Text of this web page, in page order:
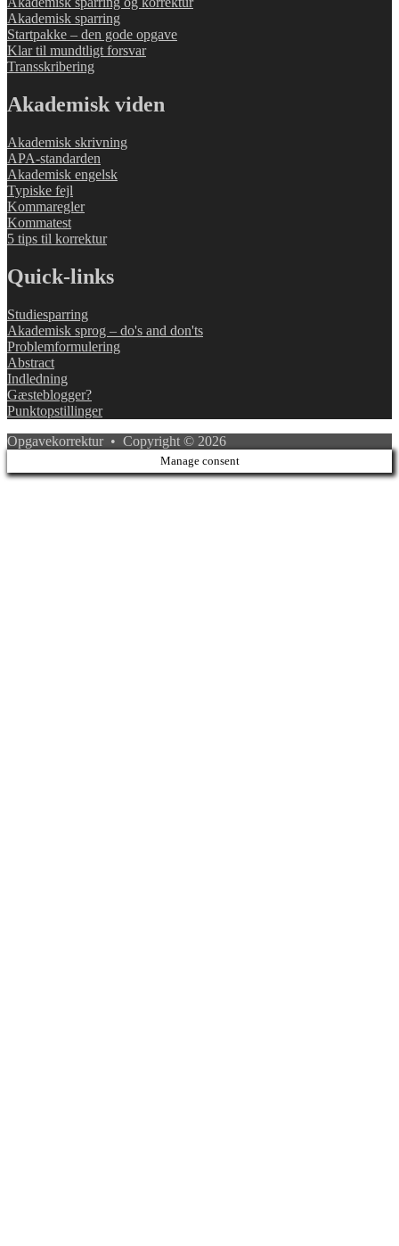
Akademisk sparring
Startpakke – den gode opgave
Klar til mundtligt forsvar
Transskribering
Akademisk viden
Akademisk skrivning
APA-standarden
Akademisk engelsk
Typiske fejl
Kommaregler
Kommatest
5 tips til korrektur
Quick-links
Studiesparring
Akademisk sprog – do's and don'ts
Problemformulering
Abstract
Indledning
Gæsteblogger?
Punktopstillinger
Opgavekorrektur • Copyright © 2026
Manage consent